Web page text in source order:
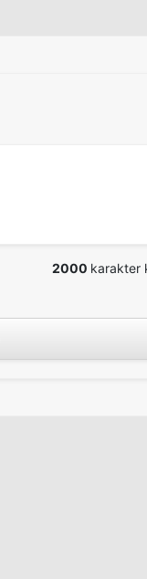
2000 karakter